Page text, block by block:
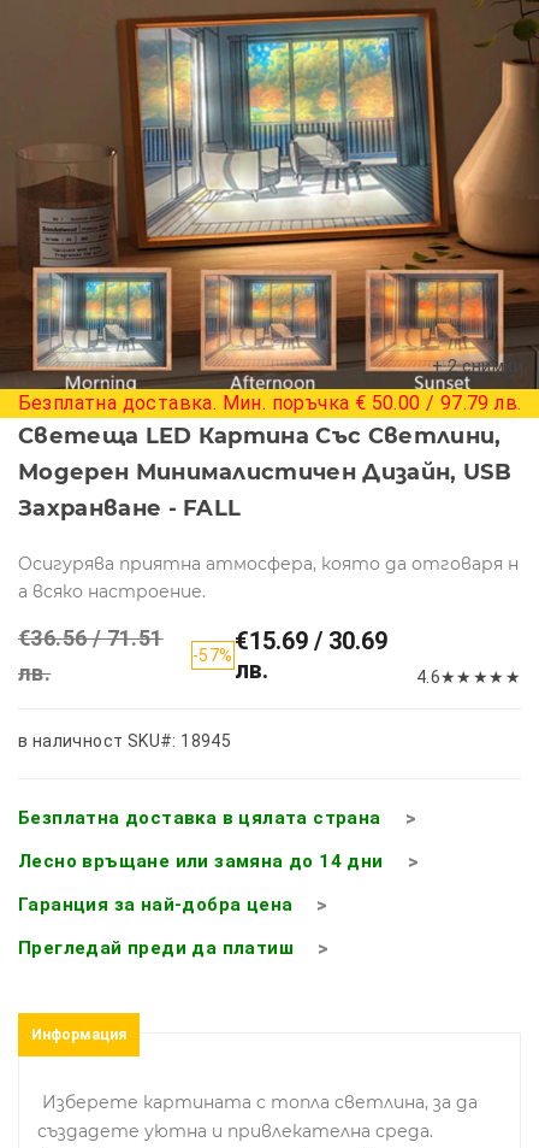
+ 2 снимки
Безплатна доставка. Мин. поръчка € 50.00 / 97.79 лв.
Светеща LED Картина Със Светлини,
Модерен Минималистичен Дизайн, USB
Захранване - FALL
Oсигурява приятна атмосфера, която да отговаря н
а всяко настроение.
€36.56 / 71.51
лв.
-57%€15.69 / 30.69
лв.
4.6★★ ★★ ★
в наличност SKU#: 18945
Безплатна доставка в цялата страна
Лесно връщане или замяна до 14 дни
Гаранция за най-добра цена
Прегледай преди да платиш
Информация
Изберете картината с топла светлина, за да
създадете уютна и привлекателна среда.